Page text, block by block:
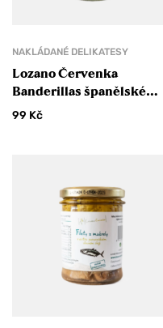
NAKLÁDANÉ DELIKATESY
Lozano Červenka
Banderillas španělské
zeleninové špízy
99 Kč